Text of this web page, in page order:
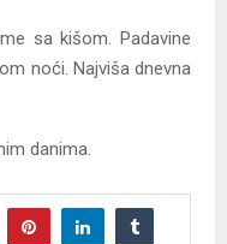
sa kišom. Padavine
noći. Najviša dnevna
danima.